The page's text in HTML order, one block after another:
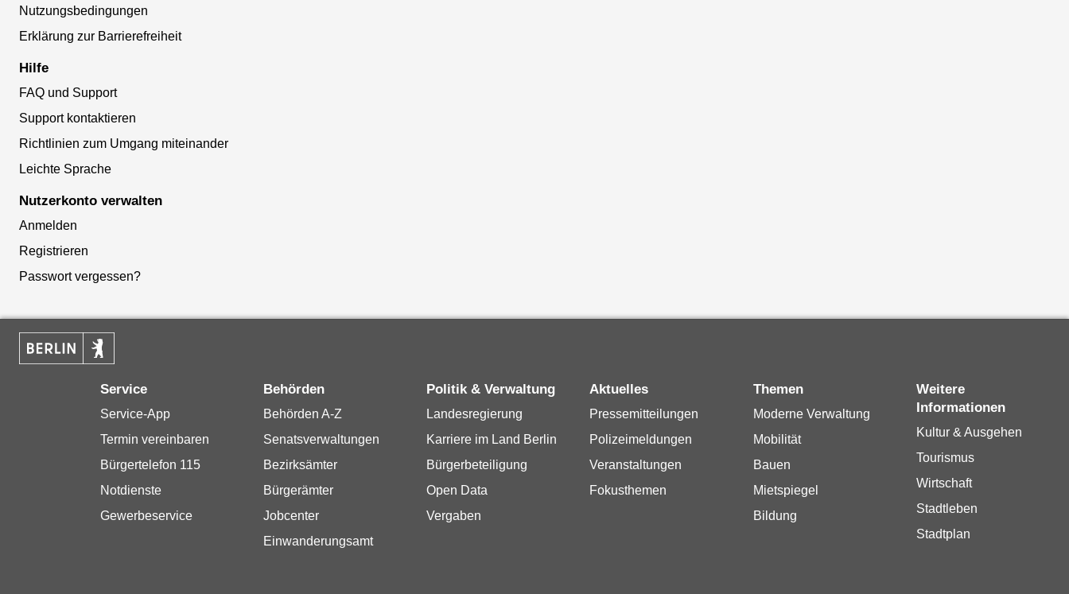
Nutzungsbedingungen
Erklärung zur Barrierefreiheit
Hilfe
FAQ und Support
Support kontaktieren
Richtlinien zum Umgang miteinander
Leichte Sprache
Nutzerkonto verwalten
Anmelden
Registrieren
Passwort vergessen?
Service
Service-App
Termin vereinbaren
Bürgertelefon 115
Notdienste
Gewerbeservice
Behörden
Behörden A-Z
Senatsverwaltungen
Bezirksämter
Bürgerämter
Jobcenter
Einwanderungsamt
Politik & Verwaltung
Landesregierung
Karriere im Land Berlin
Bürgerbeteiligung
Open Data
Vergaben
Aktuelles
Pressemitteilungen
Polizeimeldungen
Veranstaltungen
Fokusthemen
Themen
Moderne Verwaltung
Mobilität
Bauen
Mietspiegel
Bildung
Weitere
Informationen
Kultur & Ausgehen
Tourismus
Wirtschaft
Stadtleben
Stadtplan